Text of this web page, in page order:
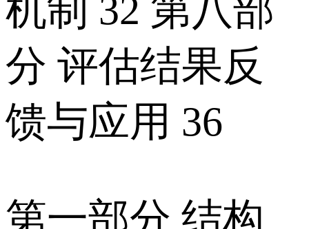
机制 32 第八部
分 评估结果反
馈与应用 36
第一部分 结构